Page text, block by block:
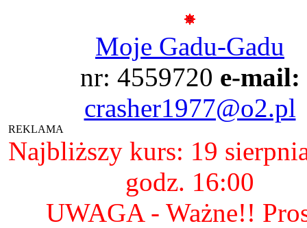
Moje Gadu-Gadu
nr: 4559720 e-mail:
crasher1977@o2.pl
REKLAMA
Najbliższy kurs: 19
godz. 16:00
UWAGA - Ważne!!